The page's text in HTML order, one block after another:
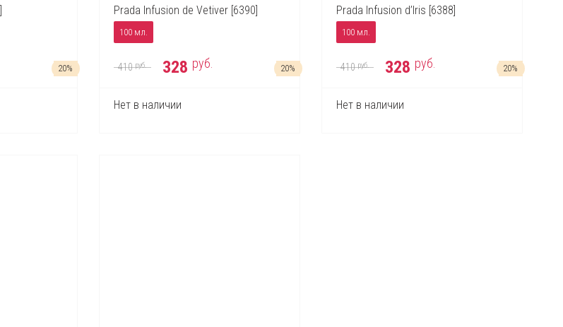
20%
Prada Infusion de Vetiver [6390]
100 мл.
20%
410руб. 328 руб.
Нет в наличии
Prada Infusion d’Iris [6388]
100 мл.
20%
410руб. 328 руб.
Нет в наличии